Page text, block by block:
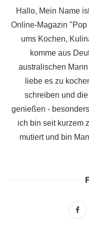
Hallo, Mein Name
Online-Magazin "Pop
ums Kochen,
komme aus
australischen
liebe es zu
schreiben und
genießen -
ich bin seit kurzem
mutiert und bin